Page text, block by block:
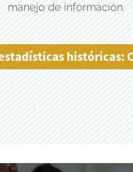
manejo de información.
históricas: